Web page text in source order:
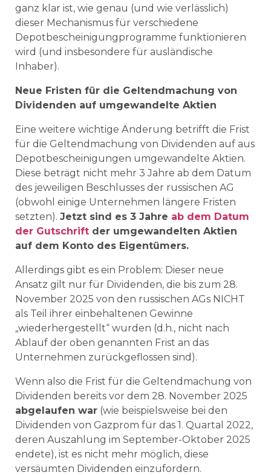
ganz klar ist, wie genau (und wie verlässlich)
dieser Mechanismus für verschiedene
Depotbescheinigungprogramme funktionieren
wird (und insbesondere für ausländische
Inhaber).
Neue Fristen für die Geltendmachung von
Dividenden auf umgewandelte Aktien
Eine weitere wichtige Änderung betrifft die Frist
für die Geltendmachung von Dividenden auf aus
Depotbescheinigungen umgewandelte Aktien.
Diese beträgt nicht mehr 3 Jahre ab dem Datum
des jeweiligen Beschlusses der russischen AG
(obwohl einige Unternehmen längere Fristen
setzten). Jetzt sind es 3 Jahre ab dem Datum
der Gutschrift der umgewandelten Aktien
auf dem Konto des Eigentümers.
Allerdings gibt es ein Problem: Dieser neue
Ansatz gilt nur für Dividenden, die bis zum 28.
November 2025 von den russischen AGs NICHT
als Teil ihrer einbehaltenen Gewinne
„wiederhergestellt“ wurden (d.h., nicht nach
Ablauf der oben genannten Frist an das
Unternehmen zurückgeflossen sind).
Wenn also die Frist für die Geltendmachung von
Dividenden bereits vor dem 28. November 2025
abgelaufen war (wie beispielsweise bei den
Dividenden von Gazprom für das 1. Quartal 2022,
deren Auszahlung im September-Oktober 2025
endete), ist es nicht mehr möglich, diese
versäumten Dividenden einzufordern.